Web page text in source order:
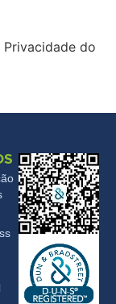
do